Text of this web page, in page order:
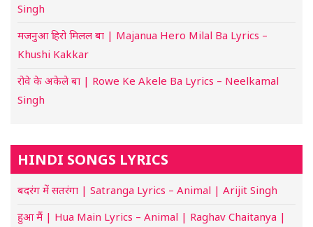
Singh
मजनुआ हिरो मिलल बा | Majanua Hero Milal Ba Lyrics –
Khushi Kakkar
रोवे के अकेले बा | Rowe Ke Akele Ba Lyrics – Neelkamal
Singh
HINDI SONGS LYRICS
बदरंग में सतरंगा | Satranga Lyrics – Animal | Arijit Singh
हुआ मैं | Hua Main Lyrics – Animal | Raghav Chaitanya |